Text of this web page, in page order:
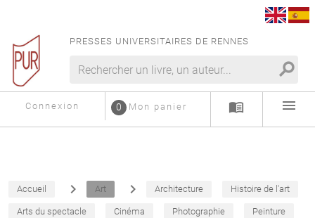
PRESSES UNIVERSITAIRES DE RENNES
search
Connexion Mon panier
0 menu_book menu
Accueil navigate_next Art navigate_next Architecture Histoire de l'art
Arts du spectacle Cinéma Photographie Peinture